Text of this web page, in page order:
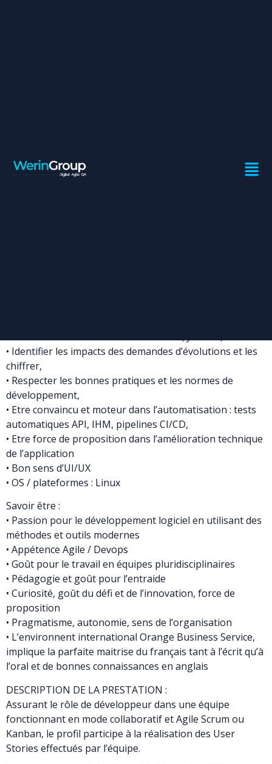
Ville:Rabat
• Identifier les impacts des demandes d’évolutions et les
chiffrer,
• Respecter les bonnes pratiques et les normes de
développement,
• Etre convaincu et moteur dans l’automatisation : tests
automatiques API, IHM, pipelines CI/CD,
• Etre force de proposition dans l’amélioration technique
de l’application
• Bon sens d’UI/UX
• OS / plateformes : Linux
Savoir être :
• Passion pour le développement logiciel en utilisant des
méthodes et outils modernes
• Appétence Agile / Devops
• Goût pour le travail en équipes pluridisciplinaires
• Pédagogie et goût pour l’entraide
• Curiosité, goût du défi et de l’innovation, force de
proposition
• Pragmatisme, autonomie, sens de l’organisation
• L’environnent international Orange Business Service,
implique la parfaite maitrise du français tant à l’écrit qu’à
l’oral et de bonnes connaissances en anglais
DESCRIPTION DE LA PRESTATION :
Assurant le rôle de développeur dans une équipe
fonctionnant en mode collaboratif et Agile Scrum ou
Kanban, le profil participe à la réalisation des User
Stories effectués par l’équipe.